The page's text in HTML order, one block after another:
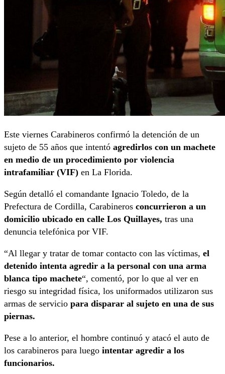
Este viernes Carabineros confirmó la detención de un
sujeto de 55 años que intentó agredirlos con un machete
en medio de un procedimiento por violencia
intrafamiliar (VIF) en La Florida.
Según detalló el comandante Ignacio Toledo, de la
Prefectura de Cordilla, Carabineros concurrieron a un
domicilio ubicado en calle Los Quillayes, tras una
denuncia telefónica por VIF.
“Al llegar y tratar de tomar contacto con las víctimas, el
detenido intenta agredir a la personal con una arma
blanca tipo machete“, comentó, por lo que al ver en
riesgo su integridad física, los uniformados utilizaron sus
armas de servicio para disparar al sujeto en una de sus
piernas.
Pese a lo anterior, el hombre continuó y atacó el auto de
los carabineros para luego intentar agredir a los
funcionarios.